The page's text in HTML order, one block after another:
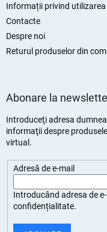
Informații privind
Contacte
Despre noi
Returul produselor din
Abonare la
Introduceţi adresa
informaţii despre
virtual.
Adresă de e-mail
Introducând adresa de
confidențialitate.